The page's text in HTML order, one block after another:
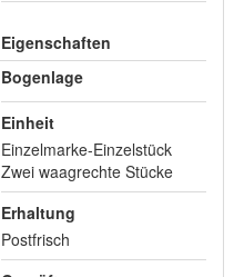
Eigenschaften
Bogenlage
Einheit
Einzelmarke-Einzelstück
Zwei waagrechte Stücke
Erhaltung
Postfrisch